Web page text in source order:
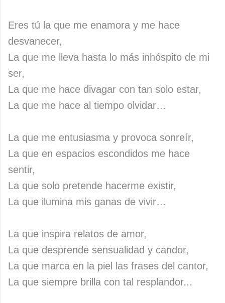
Eres tú la que me enamora y me hace
desvanecer,
La que me lleva hasta lo más inhóspito de mi
ser,
La que me hace divagar con tan solo estar,
La que me hace al tiempo olvidar…
La que me entusiasma y provoca sonreír,
La que en espacios escondidos me hace
sentir,
La que solo pretende hacerme existir,
La que ilumina mis ganas de vivir…
La que inspira relatos de amor,
La que desprende sensualidad y candor,
La que marca en la piel las frases del cantor,
La que siempre brilla con tal resplandor...